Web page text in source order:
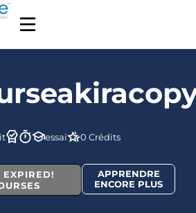
essai 0 Crédits
EXPIRED!
APPRENDRE
ENCORE PLUS